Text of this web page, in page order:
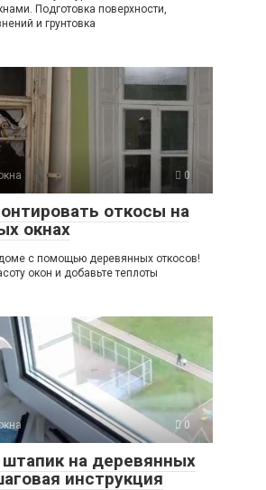
Подготовка поверхности,
и грунтовка
0
откосы на
окнах
с помощью деревянных откосов!
окон и добавьте теплоты
0
штапик на деревянных
инструкция